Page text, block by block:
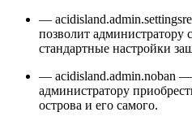
—
позволит администратору
стандартные настройки
— acidisland.admin.noban —
администратору
острова и его самого.